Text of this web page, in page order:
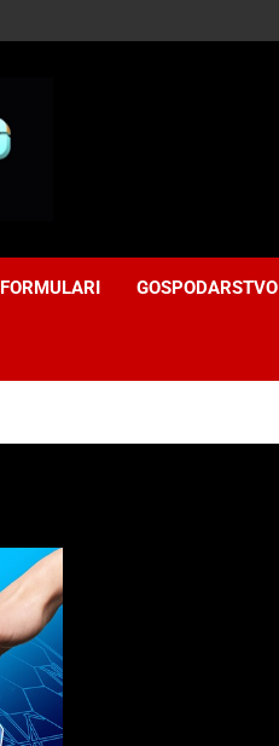
FORMULARI GOSPODARSTVO